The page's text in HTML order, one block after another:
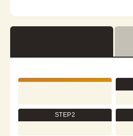
京都府京都市下京区烏丸通七条下
都タワービル3F
STEP2